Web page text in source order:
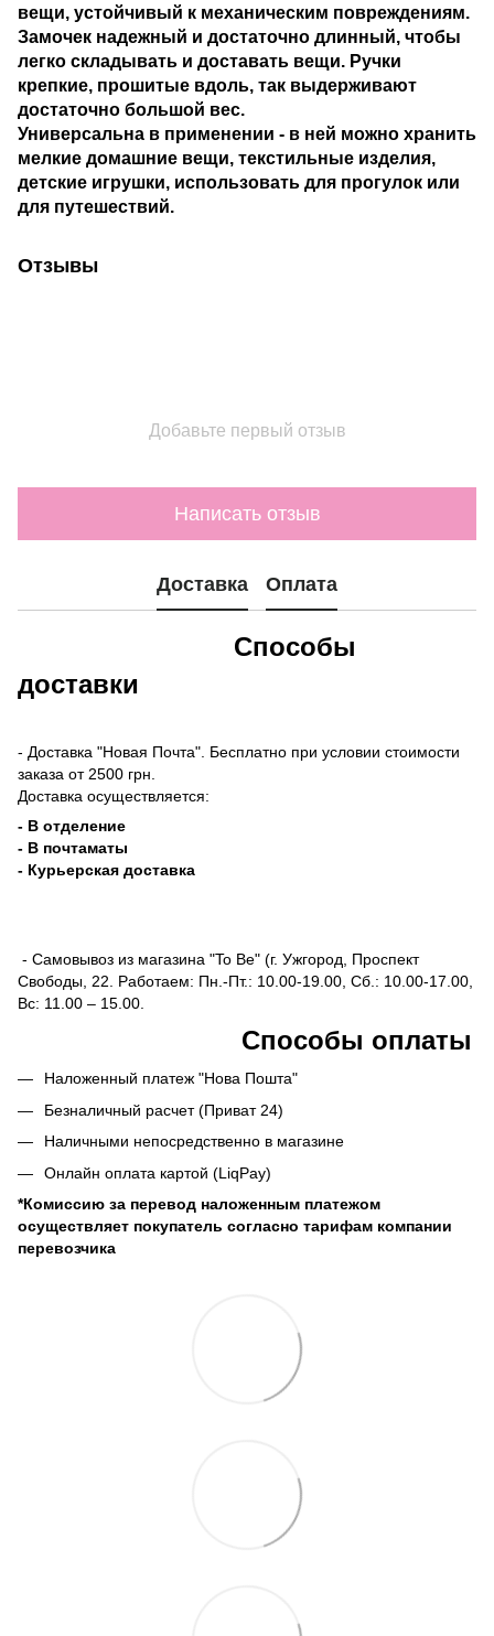
вещи, устойчивый к механическим повреждениям.
Замочек надежный и достаточно длинный, чтобы
легко складывать и доставать вещи. Ручки
крепкие, прошитые вдоль, так выдерживают
достаточно большой вес.
Универсальна в применении - в ней можно хранить
мелкие домашние вещи, текстильные изделия,
детские игрушки, использовать для прогулок или
для путешествий.
Отзывы
Добавьте первый отзыв
Написать отзыв
Доставка Оплата
Способы
доставки
- Доставка "Новая Почта". Бесплатно при условии стоимости
заказа от 2500 грн.
Доставка осуществляется:
- В отделение
- В почтаматы
- Курьерская доставка
- Самовывоз из магазина "To Be" (г. Ужгород, Проспект
Свободы, 22. Работаем: Пн.-Пт.: 10.00-19.00, Сб.: 10.00-17.00,
Вс: 11.00 – 15.00.
Способы оплаты
Наложенный платеж "Нова Пошта"
Безналичный расчет (Приват 24)
Наличными непосредственно в магазине
Онлайн оплата картой (LiqPay)
*Комиссию за перевод наложенным платежом
осуществляет покупатель согласно тарифам компании
перевозчика